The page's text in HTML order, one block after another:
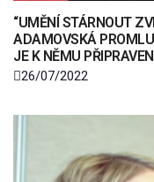
“UMĚNÍ STÁRNOUT
ADAMOVSKÁ
JE K NĚMU
26/07/2022